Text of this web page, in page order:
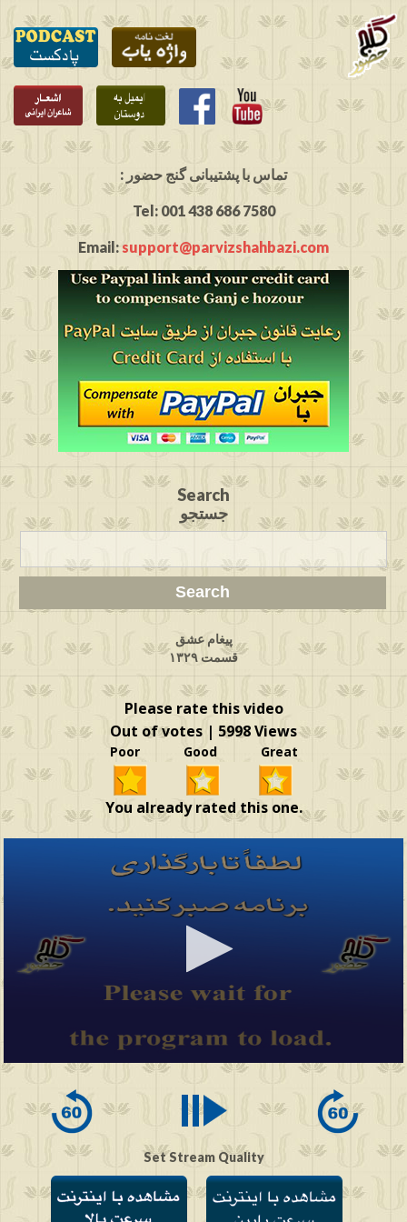
: تماس با پشتیبانی گنج حضور
Tel: 001 438 686 7580
Email: support@parvizshahbazi.com
Search
جستجو
پیغام عشق
قسمت ۱۳۲۹
Please rate this video
Out of votes | 5998 Views
Poor Good Great
You already rated this one.
0
seconds
Set Stream Quality